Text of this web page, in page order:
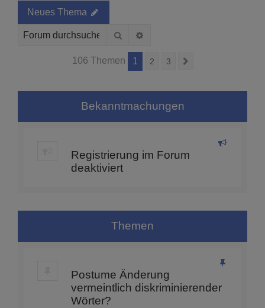
Neues Thema
Suche
106 Themen 1 2 3
Bekanntmachungen
Registrierung im Forum
deaktiviert
Themen
Postume Änderung
vermeintlich diskriminierender
Wörter?